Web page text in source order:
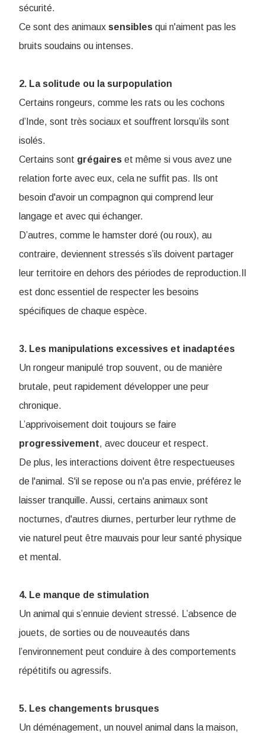
sécurité.
Ce sont des animaux sensibles qui n'aiment pas les
bruits soudains ou intenses.
2. La solitude ou la surpopulation
Certains rongeurs, comme les rats ou les cochons
d’Inde, sont très sociaux et souffrent lorsqu’ils sont
isolés.
Certains sont grégaires et même si vous avez une
relation forte avec eux, cela ne suffit pas. Ils ont
besoin d'avoir un compagnon qui comprend leur
langage et avec qui échanger.
D’autres, comme le hamster doré (ou roux), au
contraire, deviennent stressés s’ils doivent partager
leur territoire en dehors des périodes de reproduction.Il
est donc essentiel de respecter les besoins
spécifiques de chaque espèce.
3. Les manipulations excessives et inadaptées
Un rongeur manipulé trop souvent, ou de manière
brutale, peut rapidement développer une peur
chronique.
L’apprivoisement doit toujours se faire
progressivement, avec douceur et respect.
De plus, les interactions doivent être respectueuses
de l'animal. S'il se repose ou n'a pas envie, préférez le
laisser tranquille. Aussi, certains animaux sont
nocturnes, d'autres diurnes, perturber leur rythme de
vie naturel peut être mauvais pour leur santé physique
et mental.
4. Le manque de stimulation
Un animal qui s’ennuie devient stressé. L’absence de
jouets, de sorties ou de nouveautés dans
l’environnement peut conduire à des comportements
répétitifs ou agressifs.
5. Les changements brusques
Un déménagement, un nouvel animal dans la maison,